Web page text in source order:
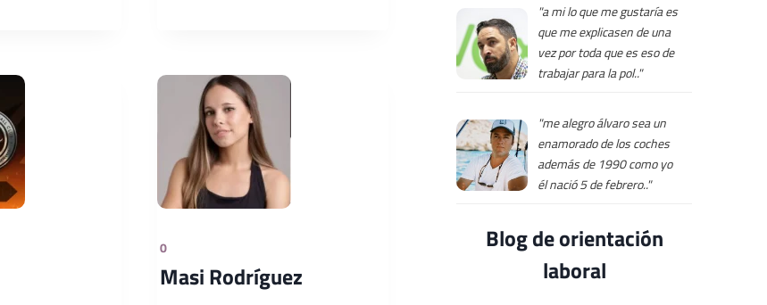
0
Masi Rodríguez
"a mi lo que me gustaría es
que me explicasen de una
vez por toda que es eso de
trabajar para la pol.."
"me alegro álvaro sea un
enamorado de los coches
además de 1990 como yo
él nació 5 de febrero.."
Blog de orientación
laboral